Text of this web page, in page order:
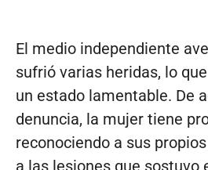
El medio independiente
sufrió varias heridas, lo
un estado lamentable. De
denuncia, la mujer tiene
reconociendo a sus
a las lesiones que sostuvo